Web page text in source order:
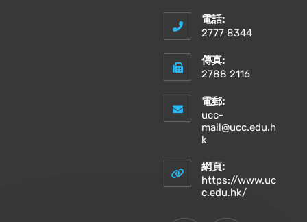
電話:
2777 8344
傳真:
2788 2116
電郵:
ucc-
mail@ucc.edu.h
k
your
application
網頁:
https://www.uc
c.edu.hk/Opens